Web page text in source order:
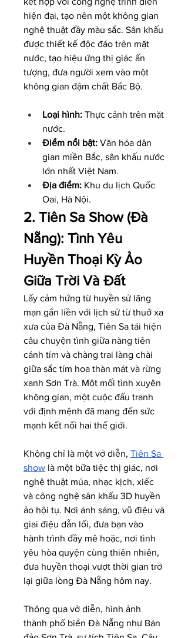
hiện đại, tạo nên một không gian
nghệ thuật đầy màu sắc. Sân khấu
được thiết kế độc đáo trên mặt
nước, tạo hiệu ứng thị giác ấn
tượng, đưa người xem vào một
không gian đậm chất Bắc Bộ.
Loại hình: Thực cảnh trên mặt
nước.
Điểm nổi bật: Văn hóa dân
gian miền Bắc, sân khấu nước
lớn nhất Việt Nam.
Địa điểm: Khu du lịch Quốc
Oai, Hà Nội.
2. Tiên Sa Show (Đà
Nẵng): Tình Yêu
Huyền Thoại Kỳ Ảo
Giữa Trời Và Đất
Lấy cảm hứng từ huyền sử lãng
mạn gắn liền với lịch sử từ thuở xa
xưa của Đà Nẵng, Tiên Sa tái hiện
câu chuyện tình giữa nàng tiên
cánh tím và chàng trai làng chài
giữa sắc tím hoa thàn mát và rừng
xanh Sơn Trà. Một mối tình xuyên
không gian, một cuộc đấu tranh
với định mệnh đã mang đến sức
mạnh kết nối hai thế giới.
Không chỉ là một vở diễn, Tiên Sa
show là một bữa tiệc thị giác, nơi
nghệ thuật múa, nhạc kịch, xiếc
và công nghệ sân khấu 3D huyền
ảo hội tụ. Nơi ánh sáng, vũ điệu và
giai điệu dẫn lối, đưa bạn vào
hành trình đầy mê hoặc, nơi tình
yêu hòa quyện cùng thiên nhiên,
đưa huyền thoại vượt thời gian trở
lại giữa lòng Đà Nẵng hôm nay.
Thông qua vở diễn, hình ảnh
thành phố biển Đà Nẵng như Bán